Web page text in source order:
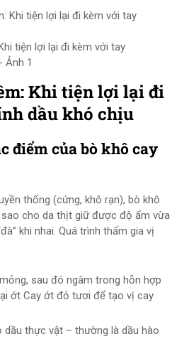
tiện lợi lại đi kèm với tay
Ảnh 1
Khi tiện lợi lại đi
dầu khó chịu
điểm của bò khô cay
thống (cứng, khô rạn), bò khô
cho da thịt giữ được độ ẩm vừa
khi nhai. Quá trình thấm gia vị
sau đó ngâm trong hỗn hợp
ớt Cay ớt đỏ tươi để tạo vị cay
thực vật – thường là dầu hào